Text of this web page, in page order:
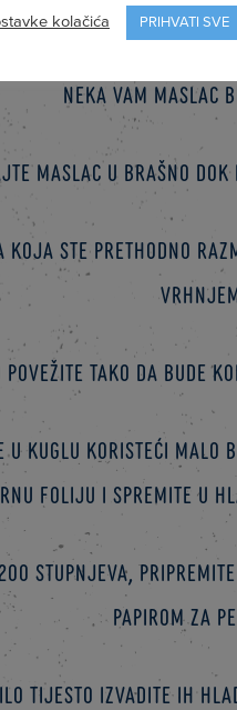
prašak za pecivo,
Neka vam maslac
maslac u brašno dok
koja ste prethodno
tako da bude
kuglu koristeći malo
foliju i spremite u
stupnjeva,
papirom za
tijesto izvadite ih
kolačića PRIHVATI SVE